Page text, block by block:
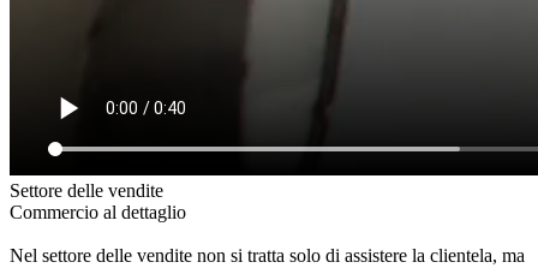
Settore delle vendite
Commercio al dettaglio
Nel settore delle vendite non si tratta solo di assistere la clientela, ma